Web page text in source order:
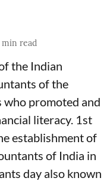
min read
the Indian
of the
who promoted and
literacy. 1st
establishment of
of India in
day also known